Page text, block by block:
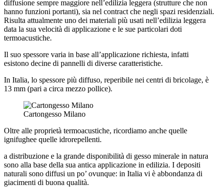
diffusione sempre maggiore nell’edilizia leggera (strutture che non
hanno funzioni portanti), sia nel contract che negli spazi residenziali.
Risulta attualmente uno dei materiali più usati nell’edilizia leggera
data la sua velocità di applicazione e le sue particolari doti
termoacustiche.
Il suo spessore varia in base all’applicazione richiesta, infatti
esistono decine di pannelli di diverse caratteristiche.
In Italia, lo spessore più diffuso, reperibile nei centri di bricolage, è
13 mm (pari a circa mezzo pollice).
Cartongesso Milano
Oltre alle proprietà termoacustiche, ricordiamo anche quelle
ignifughee quelle idrorepellenti.
a distribuzione e la grande disponibilità di gesso minerale in natura
sono alla base della sua antica applicazione in edilizia. I depositi
naturali sono diffusi un po’ ovunque: in Italia vi è abbondanza di
giacimenti di buona qualità.